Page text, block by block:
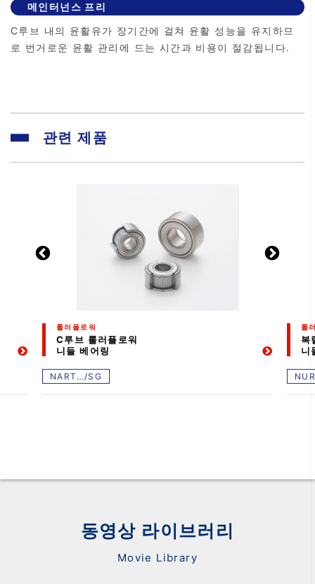
메인터넌스 프리
C루브 내의 윤활유가 장기간에 걸쳐 윤활 성능을 유지하므
로 번거로운 윤활 관리에 드는 시간과 비용이 절감됩니다.
관련 제품
롤러플로워
C루브 롤러플로워
니들 베어링
NART…/SG
롤
복
니
동영상 라이브러리
Movie Library